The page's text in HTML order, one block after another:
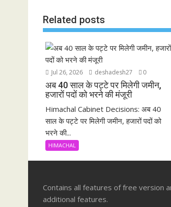
k p
Related posts
Jul 26, 2026 deshadesh27 0
अब 40 साल के पट्टे पर मिलेगी जमीन,
हजारों पदों को भरने की मंजूरी
Himachal Cabinet Decisions: अब 40
साल के पट्टे पर मिलेगी जमीन, हजारों पदों को
भरने की...
HIMACHAL
Contains all features of free version
additional features.